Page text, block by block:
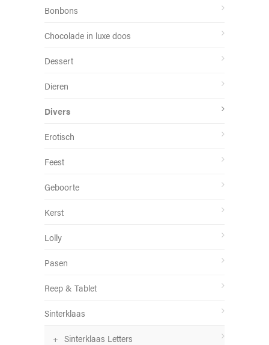
Bonbons
Chocolade in luxe doos
Dessert
Dieren
Divers
Erotisch
Feest
Geboorte
Kerst
Lolly
Pasen
Reep & Tablet
Sinterklaas
Sinterklaas Letters